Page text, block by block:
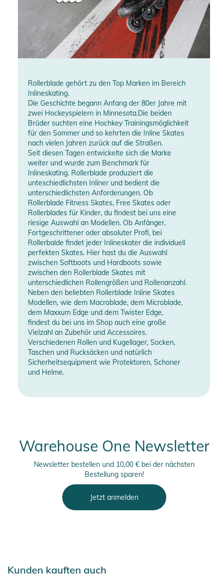
Rollerblade gehört zu den Top Marken im Bereich
Inlineskating.
Die Geschichte begann Anfang der 80er Jahre mit
zwei Hockeyspielern in Minnesota.Die beiden
Brüder suchten eine Hochkey Trainingsmöglichkeit
für den Sommer und so kehrten die Inline Skates
nach vielen Jahren zurück auf die Straßen.
Seit diesen Tagen entwickelte sich die Marke
weiter und wurde zum Benchmark für
Inlineskating. Rollerblade produziert die
unteschiedlichsten Inliner und bedient die
unterschiedlichsten Anforderungen. Ob
Rollerblade Fitness Skates, Free Skates oder
Rollerblades für Kinder, du findest bei uns eine
riesige Auswahl an Modellen. Ob Anfänger,
Fortgeschrittener oder absoluter Profi, bei
Rollerbalde findet jeder Inlineskater die individuell
perfekten Skates. Hier hast du die Auswahl
zwischen Softboots und Hardboots sowie
zwischen den Rollerblade Skates mit
unterschiedlichen Rollengrößen und Rollenanzahl.
Neben den beliebten Rollerblade Inline Skates
Modellen, wie dem Macroblade, dem Microblade,
dem Maxxum Edge und dem Twister Edge,
findest du bei uns im Shop auch eine große
Vielzahl an Zubehör und Accessoires.
Verschiedenen Rollen und Kugellager, Socken,
Taschen und Rucksäcken und natürlich
Sicherheitsequipment wie Protektoren, Schoner
und Helme.
Warehouse One Newsletter
Newsletter bestellen und 10,00 € bei der nächsten
Bestellung sparen!
Jetzt anmelden
Kunden kauften auch